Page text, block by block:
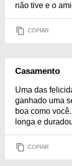
não tive e o
COPIAR
Casamento
Uma das
ganhado uma
boa como
longa e
COPIAR